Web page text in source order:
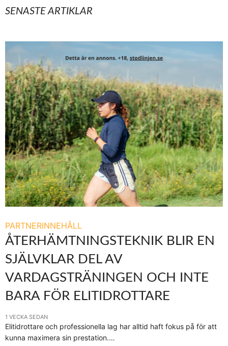
SENASTE ARTIKLAR
PARTNERINNEHÅLL
ÅTERHÄMTNINGSTEKNIK BLIR EN
SJÄLVKLAR DEL AV
VARDAGSTRÄNINGEN OCH INTE
BARA FÖR ELITIDROTTARE
1 VECKA SEDAN
Elitidrottare och professionella lag har alltid haft fokus på för att
kunna maximera sin prestation.…